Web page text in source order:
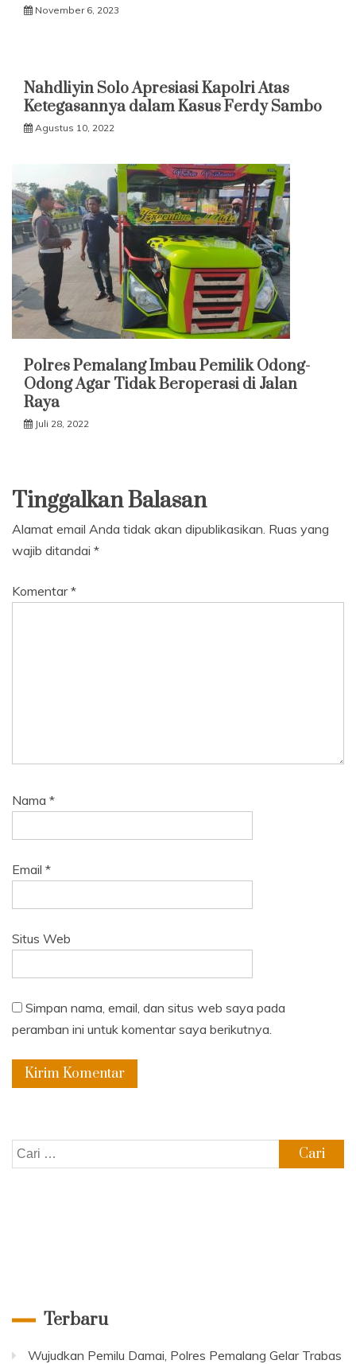
November 6, 2023
Nahdliyin Solo Apresiasi Kapolri Atas
Ketegasannya dalam Kasus Ferdy Sambo
Agustus 10, 2022
Polres Pemalang Imbau Pemilik Odong-
Odong Agar Tidak Beroperasi di Jalan
Raya
Juli 28, 2022
Tinggalkan Balasan
Alamat email Anda tidak akan dipublikasikan. Ruas yang
wajib ditandai *
Komentar*
Nama *
Email *
Situs Web
Simpan nama, email, dan situs web saya pada
peramban ini untuk komentar saya berikutnya.
Cari
untuk:
Terbaru
Wujudkan Pemilu Damai, Polres Pemalang Gelar Trabas